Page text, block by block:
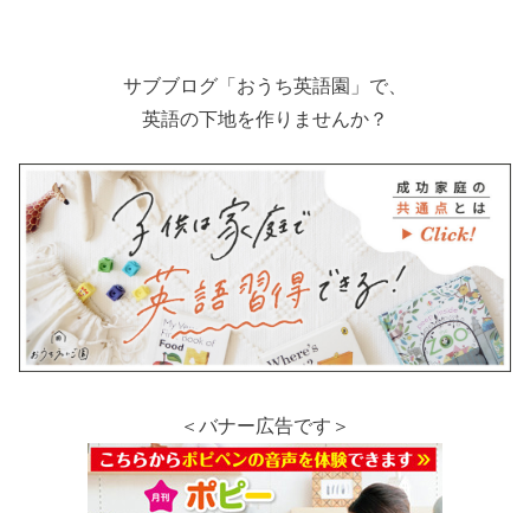
サブブログ「おうち英語園」で、
英語の下地を作りませんか？
＜バナー広告です＞